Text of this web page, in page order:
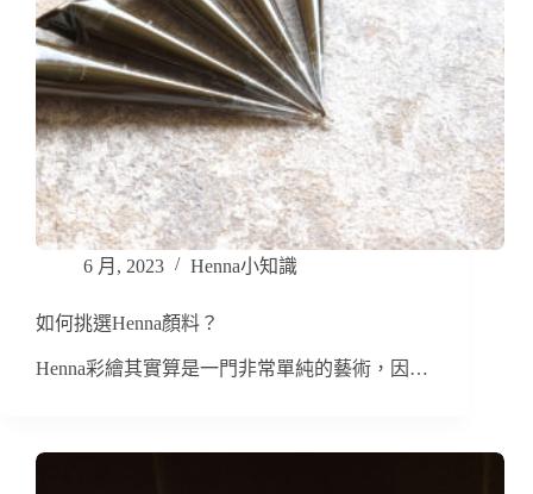
6 月, 2023 Henna小知識
如何挑選Henna顏料？
Henna彩繪其實算是一門非常單純的藝術，因…